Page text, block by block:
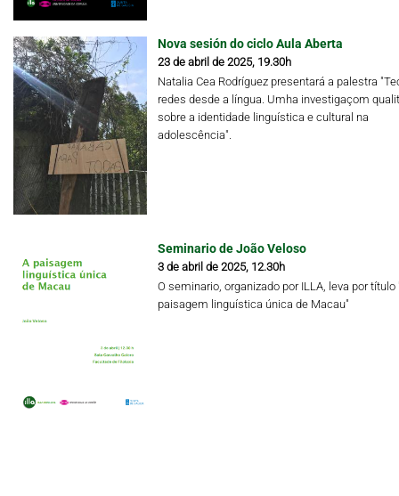
Nova sesión do ciclo Aula Aberta
23 de abril de 2025, 19.30h
Natalia Cea Rodríguez presentará a palestra
redes desde a língua. Umha investigaçom
sobre a identidade linguística e cultural na
adolescência".
Seminario de João Veloso
3 de abril de 2025, 12.30h
O seminario, organizado por ILLA, leva por título
paisagem linguística única de Macau"